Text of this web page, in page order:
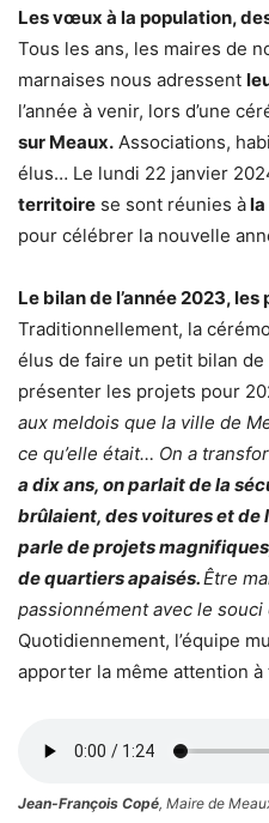
Les vœux à la population,
Tous les ans, les maires de
marnaises nous adressent
l’année à venir, lors d’une
sur Meaux. Associations,
élus… Le lundi 22 janvier
territoire se sont réunies àla
pour célébrer la nouvelle
Le bilan de l’année 2023,
Traditionnellement, la
élus de faire un petit bilan
présenter les projets pour
aux meldois que la ville de
ce qu’elle était… On a
a dix ans, on parlait de la
brûlaient, des voitures et de
parle de projets
de quartiers apaisés.Être
passionnément avec le
Quotidiennement, l’équipe
apporter la même attention
Jean-François Copé, Maire de